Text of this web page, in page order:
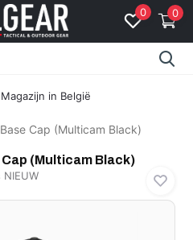
0 0
vanaf 99 EUR (BE: € 5 | NL: € 8)
Cap (Multicam Black)
(Multicam Black)
NIEUW